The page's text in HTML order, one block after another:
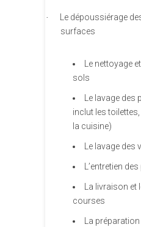
·
Le dépoussiérage
surfaces
Le nettoyage
sols
Le lavage des
inclut les
la cuisine)
Le lavage des
L’entretien
La livraison et
courses
La